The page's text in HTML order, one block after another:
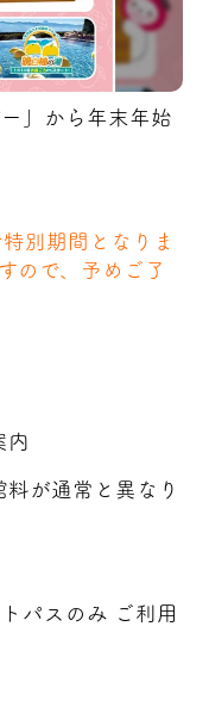
」から年末年始
別期間となりま
ので、予めご了
内
が通常と異なり
パスのみ ご利用